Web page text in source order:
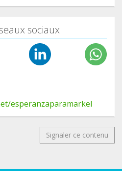
sociaux
esperanzaparamarkel
Signaler ce contenu